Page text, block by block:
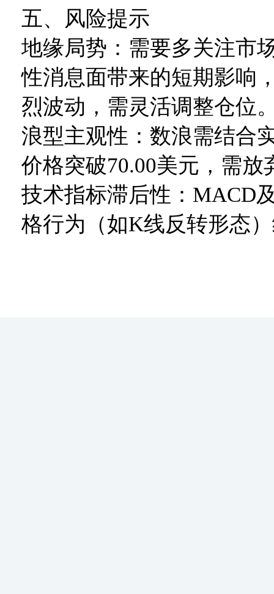
五、风险提示
地缘局势：需要多关注市
性消息面带来的短期影响
烈波动，需灵活调整仓位
浪型主观性：数浪需结合
价格突破70.00美元，需放
技术指标滞后性：MACD
格行为（如K线反转形态